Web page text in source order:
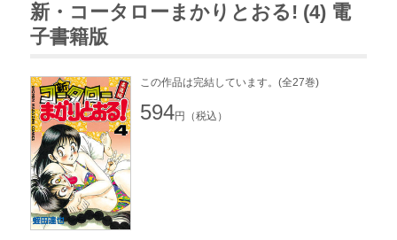
新・コータローまかりとおる! (4) 電
子書籍版
この作品は完結しています。(全27巻)
594円（税込）